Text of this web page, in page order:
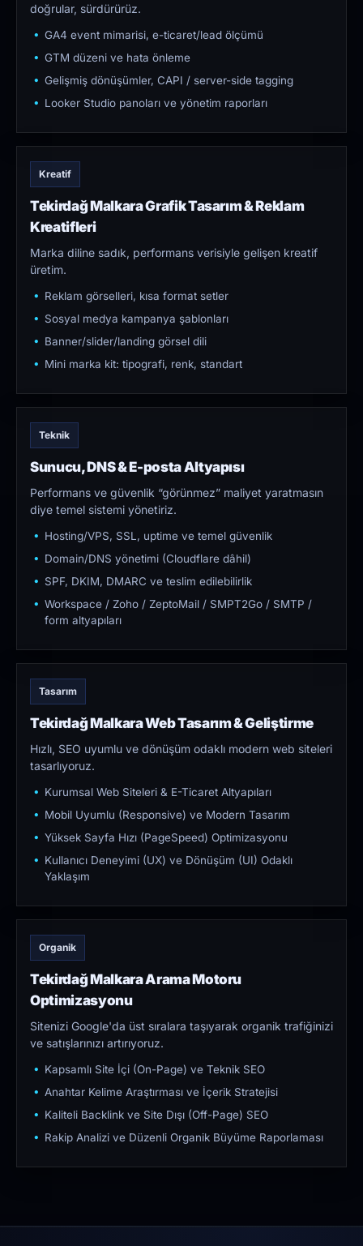
doğrular, sürdürürüz.
GA4 event mimarisi, e-ticaret/lead ölçümü
GTM düzeni ve hata önleme
Gelişmiş dönüşümler, CAPI / server-side tagging
Looker Studio panoları ve yönetim raporları
Kreatif
Tekirdağ Malkara Grafik Tasarım & Reklam
Kreatifleri
Marka diline sadık, performans verisiyle gelişen kreatif
üretim.
Reklam görselleri, kısa format setler
Sosyal medya kampanya şablonları
Banner/slider/landing görsel dili
Mini marka kit: tipografi, renk, standart
Teknik
Sunucu, DNS & E-posta Altyapısı
Performans ve güvenlik “görünmez” maliyet yaratmasın
diye temel sistemi yönetiriz.
Hosting/VPS, SSL, uptime ve temel güvenlik
Domain/DNS yönetimi (Cloudflare dâhil)
SPF, DKIM, DMARC ve teslim edilebilirlik
Workspace / Zoho / ZeptoMail / SMPT2Go / SMTP /
form altyapıları
Tasarım
Tekirdağ Malkara Web Tasarım & Geliştirme
Hızlı, SEO uyumlu ve dönüşüm odaklı modern web siteleri
tasarlıyoruz.
Kurumsal Web Siteleri & E-Ticaret Altyapıları
Mobil Uyumlu (Responsive) ve Modern Tasarım
Yüksek Sayfa Hızı (PageSpeed) Optimizasyonu
Kullanıcı Deneyimi (UX) ve Dönüşüm (UI) Odaklı
Yaklaşım
Organik
Tekirdağ Malkara Arama Motoru
Optimizasyonu
Sitenizi Google'da üst sıralara taşıyarak organik trafiğinizi
ve satışlarınızı artırıyoruz.
Kapsamlı Site İçi (On-Page) ve Teknik SEO
Anahtar Kelime Araştırması ve İçerik Stratejisi
Kaliteli Backlink ve Site Dışı (Off-Page) SEO
Rakip Analizi ve Düzenli Organik Büyüme Raporlaması